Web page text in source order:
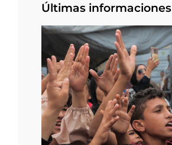
Últimas informaciones